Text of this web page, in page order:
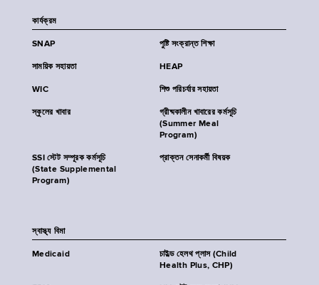
কার্যক্রম
SNAP পুষ্টি সংক্রান্ত শিক্ষা
সাময়িক সহায়তা HEAP
WIC শিশু পরিচর্যার সহায়তা
স্কুলের খাবার
গ্রীষ্মকালীন খাবারের কর্মসূচি
(Summer Meal
Program)
SSI স্টেট সম্পূরক কর্মসূচি
(State Supplemental
Program)
প্রাক্তন সেনাকর্মী বিষয়ক
স্বাস্থ্য বিমা
Medicaid
চাইল্ড হেলথ প্লাস (Child
Health Plus, CHP)